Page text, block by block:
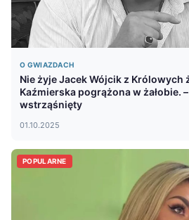
O GWIAZDACH
Nie żyje Jacek Wójcik z Królowych
Kaźmierska pogrążona w żałobie.
wstrząśnięty
01.10.2025
POPULARNE